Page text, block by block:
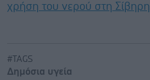
χρήση του νερού στη Σίβηρη
#TAGS
Δημόσια υγεία